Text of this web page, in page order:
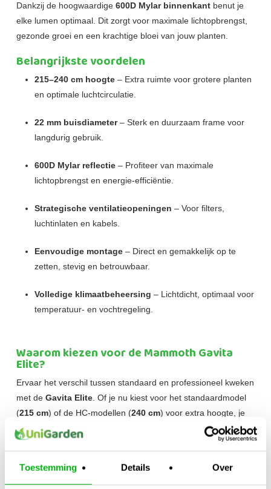
Toestemming Details Over
Dankzij de hoogwaardige 600D Mylar binnenkantbenut je
elke lumen optimaal. Dit zorgt voor maximale lichtopbrengst,
gezonde groei en een krachtige bloei van jouw planten.
Belangrijkste voordelen
215–240 cm hoogte– Extra ruimte voor grotere planten
en optimale luchtcirculatie.
22 mm buisdiameter– Sterk en duurzaam frame voor
langdurig gebruik.
600D Mylar reflectie– Profiteer van maximale
lichtopbrengst en energie-efficiëntie.
Strategische ventilatieopeningen – Voor filters,
luchtinlaten en kabels.
Eenvoudige montage– Direct en gemakkelijk op te
zetten, stevig en betrouwbaar.
Volledige klimaatbeheersing – Lichtdicht, optimaal voor
temperatuur- en vochtregeling.
Waarom kiezen voor de Mammoth Gavita
Elite?
Ervaar het verschil tussen standaard en professioneel kweken
met de Gavita Elite. Of je nu kiest voor het standaardmodel
(215 cm) of de HC-modellen (240 cm) voor extra hoogte, je
profiteert altijd van bewezen kwaliteit, ruime groeiruimte en
een efficiënt ontwerp dat elke oogst ondersteunt.
Wacht niet langer en kies vandaag nog voor de
Mammoth
Gavita Elite– ontdek de kracht van professioneel kweken,